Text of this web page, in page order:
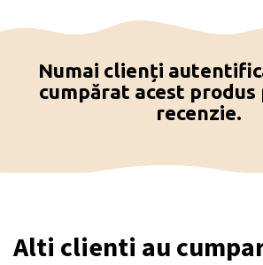
Numai clienți
cumpărat acest produs
recenzie.
Alti clienti au